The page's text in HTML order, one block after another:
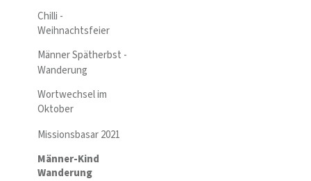
Chilli -
Weihnachtsfeier
Männer Spätherbst -
Wanderung
Wortwechsel im
Oktober
Missionsbasar 2021
Männer-Kind
Wanderung